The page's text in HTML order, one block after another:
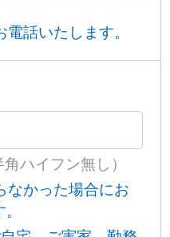
話いたします。
ハイフン無し）
なかった場合にお